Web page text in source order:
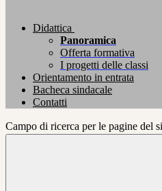
Didattica
Panoramica
Offerta formativa
I progetti delle classi
Orientamento in entrata
Bacheca sindacale
Contatti
Campo di ricerca per le pagine del